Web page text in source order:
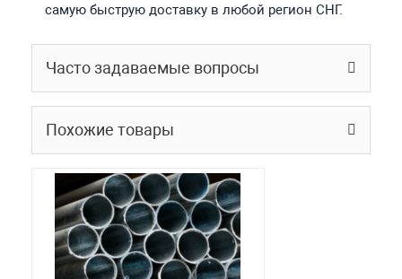
самую быструю доставку в любой регион СНГ.
Часто задаваемые вопросы
Похожие товары